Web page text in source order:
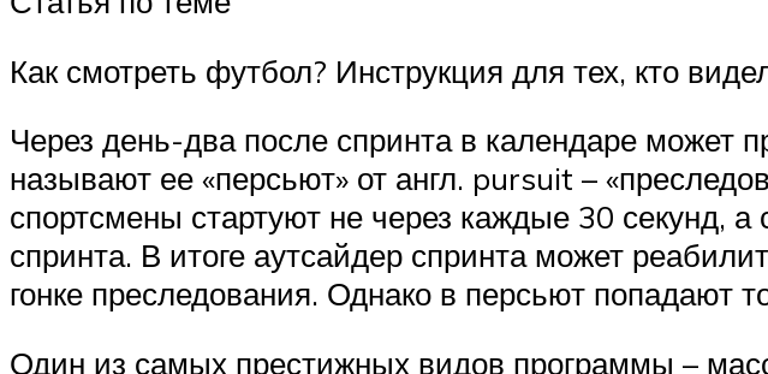
Как смотреть футбол? Инструкция для тех, кто
Через день-два после спринта в календаре может
называют ее «персьют» от англ. pursuit –
спортсмены стартуют не через каждые 30 секунд,
спринта. В итоге аутсайдер спринта может
гонке преследования. Однако в персьют попадают
Один из самых престижных видов программы –